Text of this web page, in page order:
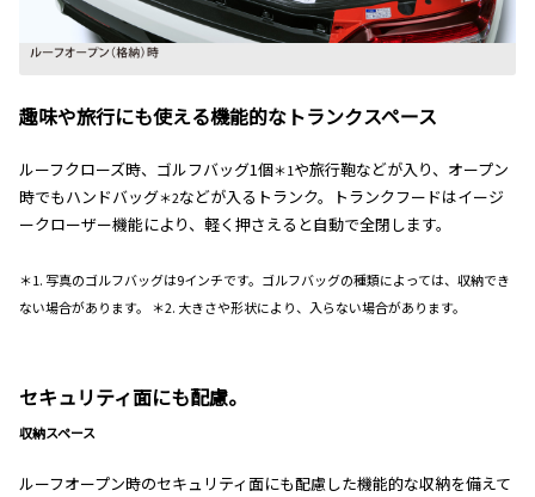
趣味や旅行にも使える機能的なトランクスペース
ルーフクローズ時、ゴルフバッグ1個＊1や旅行鞄などが入り、オープン
時でもハンドバッグ＊2などが入るトランク。トランクフードはイージ
ークローザー機能により、軽く押さえると自動で全閉します。
＊1. 写真のゴルフバッグは9インチです。ゴルフバッグの種類によっては、収納でき
ない場合があります。 ＊2. 大きさや形状により、入らない場合があります。
セキュリティ面にも配慮。
収納スペース
ルーフオープン時のセキュリティ面にも配慮した機能的な収納を備えて